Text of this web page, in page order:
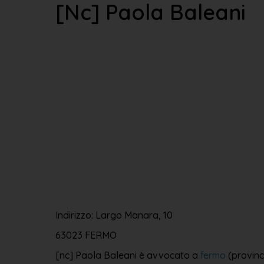
[nc] Paola Baleani
Indirizzo: Largo Manara, 10
63023 FERMO
[nc] Paola Baleani è avvocato a fermo